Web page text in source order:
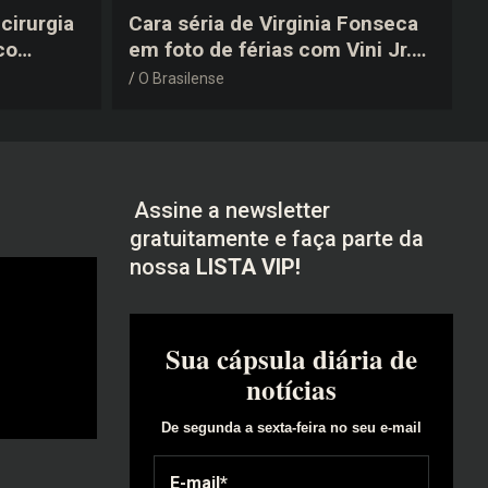
a
Cara séria de Virginia Fonseca
em foto de férias com Vini Jr.
vira piada na web: “Não
O Brasilense
Assine a newsletter
gratuitamente e faça parte da
nossa LISTA VIP!
Sua cápsula diária de
notícias
De segunda a sexta-feira no seu e-mail